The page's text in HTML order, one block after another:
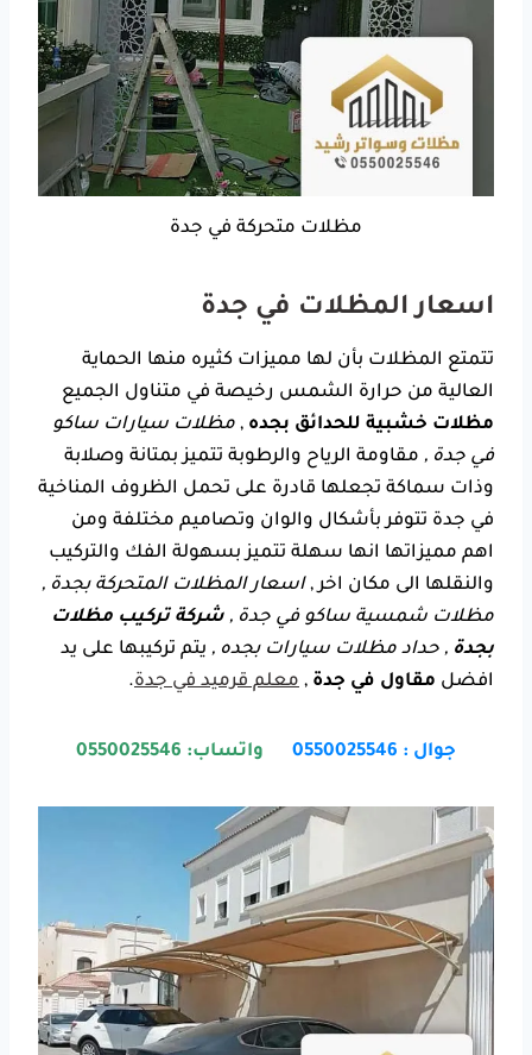
مظلات متحركة في جدة
اسعار المظلات في جدة
تتمتع المظلات بأن لها مميزات كثيره منها الحماية
العالية من حرارة الشمس رخيصة في متناول الجميع
مظلات خشبية للحدائق بجده , مظلات سيارات ساكو
في جدة , مقاومة الرياح والرطوبة تتميز بمتانة وصلابة
وذات سماكة تجعلها قادرة على تحمل الظروف المناخية
في جدة تتوفر بأشكال والوان وتصاميم مختلفة ومن
اهم مميزاتها انها سهلة تتميز بسهولة الفك والتركيب
والنقلها الى مكان اخر ,اسعار المظلات المتحركة بجدة ,
مظلات شمسية ساكو في جدة , شركة تركيب مظلات
بجدة , حداد مظلات سيارات بجده , يتم تركيبها على يد
افضل مقاول في جدة , معلم قرميد في جدة.
جوال : 0550025546 واتساب: 0550025546